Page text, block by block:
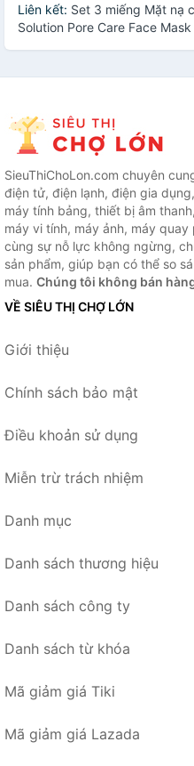
Liên kết: Set 3 miếng Mặt nạ
Solution Pore Care Face
SieuThiChoLon.com chuyên
điện tử, điện lạnh, điện gia
máy tính bảng, thiết bị âm
máy vi tính, máy ảnh, máy
cùng sự nỗ lực không ngừng,
sản phẩm, giúp bạn có thể so
mua. Chúng tôi không bán
VỀ SIÊU THỊ CHỢ LỚN
Giới thiệu
Chính sách bảo mật
Điều khoản sử dụng
Miễn trừ trách nhiệm
Danh mục
Danh sách thương hiệu
Danh sách công ty
Danh sách từ khóa
Mã giảm giá Tiki
Mã giảm giá Lazada